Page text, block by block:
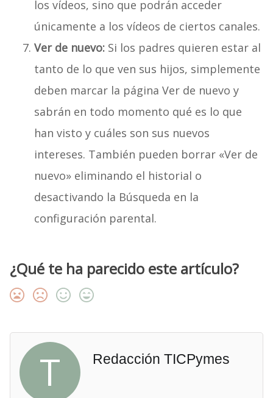
los vídeos, sino que podrán acceder
únicamente a los vídeos de ciertos canales.
Ver de nuevo:Si los padres quieren estar al
tanto de lo que ven sus hijos, simplemente
deben marcar la página Ver de nuevo y
sabrán en todo momento qué es lo que
han visto y cuáles son sus nuevos
intereses. También pueden borrar «Ver de
nuevo» eliminando el historial o
desactivando la Búsqueda en la
configuración parental.
¿Qué te ha parecido este artículo?
T Redacción TICPymes